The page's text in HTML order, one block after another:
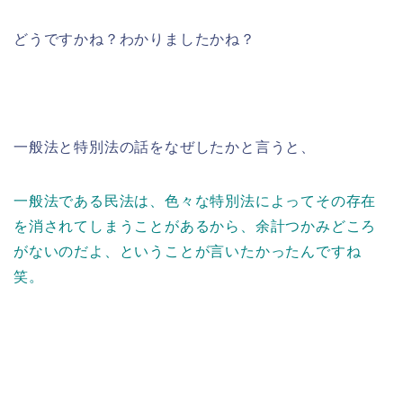
どうですかね？わかりましたかね？
一般法と特別法の話をなぜしたかと言うと、
一般法である民法は、色々な特別法によってその存在
を消されてしまうことがあるから、余計つかみどころ
がないのだよ、ということが言いたかったんですね
笑。